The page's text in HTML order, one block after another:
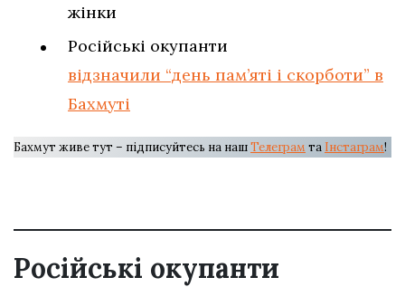
жінки
Російські окупанти
відзначили “день пам’яті і скорботи” в
Бахмуті
Бахмут живе тут – підписуйтесь на нашТелеграм та Інстаграм!
Російські окупанти